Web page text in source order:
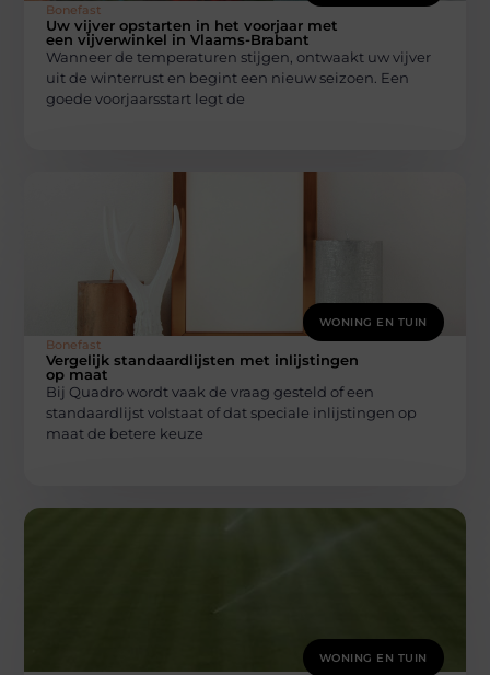
Bonefast
Uw vijver opstarten in het voorjaar met
een vijverwinkel in Vlaams-Brabant
Wanneer de temperaturen stijgen, ontwaakt uw vijver
uit de winterrust en begint een nieuw seizoen. Een
goede voorjaarsstart legt de
WONING EN TUIN
Bonefast
Vergelijk standaardlijsten met inlijstingen
op maat
Bij Quadro wordt vaak de vraag gesteld of een
standaardlijst volstaat of dat speciale inlijstingen op
maat de betere keuze
WONING EN TUIN